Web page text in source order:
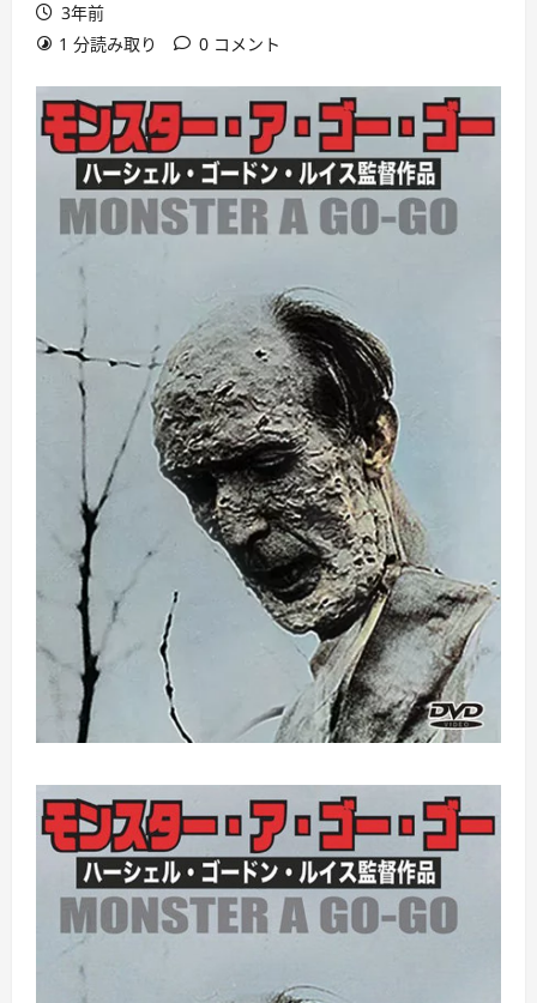
3年前
1 分読み取り
0 コメント